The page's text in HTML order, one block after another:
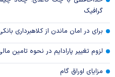
گرافیک
برای در امان ماندن از کلاهبرداری
لزوم تغییر پارادایم در نحوه تامین
مزایای اوراق گام